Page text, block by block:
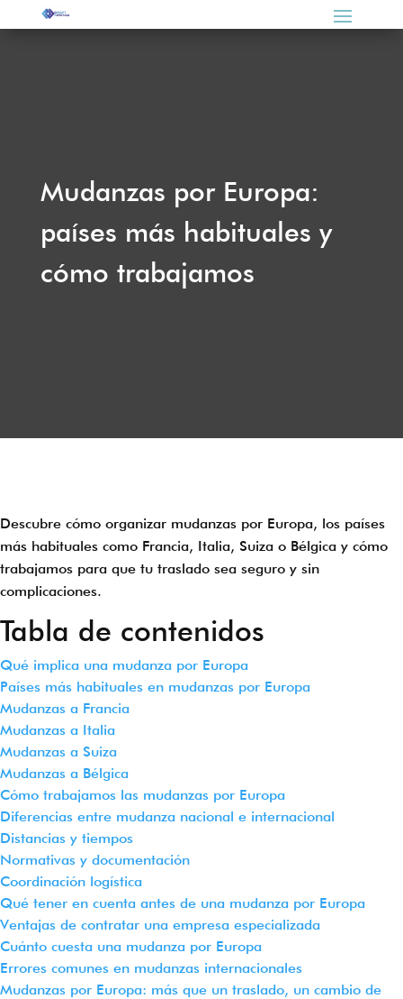
Mudanzas por Europa:
países más habituales y
cómo trabajamos
Descubre cómo organizar mudanzas por Europa, los países
más habituales como Francia, Italia, Suiza o Bélgica y cómo
trabajamos para que tu traslado sea seguro y sin
complicaciones.
Tabla de contenidos
Qué implica una mudanza por Europa
Países más habituales en mudanzas por Europa
Mudanzas a Francia
Mudanzas a Italia
Mudanzas a Suiza
Mudanzas a Bélgica
Cómo trabajamos las mudanzas por Europa
Diferencias entre mudanza nacional e internacional
Distancias y tiempos
Normativas y documentación
Coordinación logística
Qué tener en cuenta antes de una mudanza por Europa
Ventajas de contratar una empresa especializada
Cuánto cuesta una mudanza por Europa
Errores comunes en mudanzas internacionales
Mudanzas por Europa: más que un traslado, un cambio de